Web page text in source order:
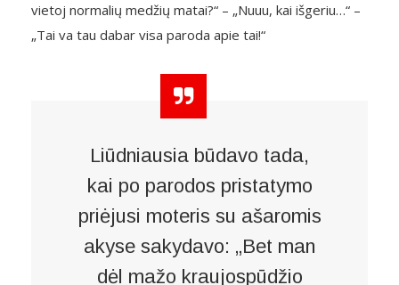
vietoj normalių medžių matai?“ – „Nuuu, kai išgeriu…“ –
„Tai va tau dabar visa paroda apie tai!“
Liūdniausia būdavo tada,
kai po parodos pristatymo
priėjusi moteris su ašaromis
akyse sakydavo: „Bet man
dėl mažo kraujospūdžio